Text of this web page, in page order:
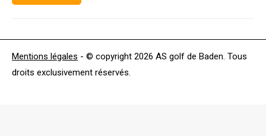
Mentions légales - © copyright 2026 AS golf de Baden. Tous
droits exclusivement réservés.